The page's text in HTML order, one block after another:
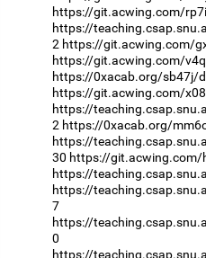
https://git.acwing.com/
https://
2 https://git.acwing.com/
https://git.acwing.com/
https://0xacab.org/sb47j/
https://git.acwing.com/
https://
2 https://0xacab.org/
https://
30 https://
https://
https://
7
https://
0
https://